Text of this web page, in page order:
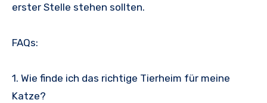
erster Stelle stehen sollten.
FAQs:
1. Wie finde ich das richtige Tierheim für meine
Katze?